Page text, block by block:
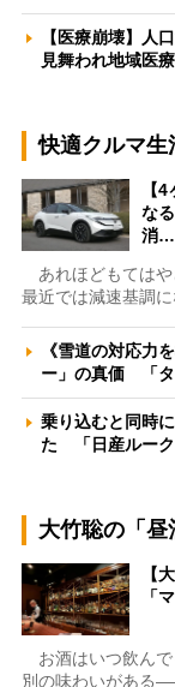
【医療崩壊】人
見舞われ地域医
快適クルマ生
【
な
消…
あれほどもてはや
最近では減速基調
《雪道の対応力
ー」の真価 「
乗り込むと同時
た 「日産ルー
大竹聡の「昼
【
「
お酒はいつ飲んで
別の味わいがある